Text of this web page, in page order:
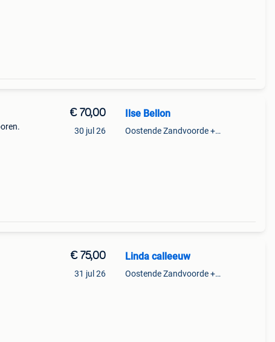
€ 70,00
30 jul 26
Ilse Bellon
Oostende Zandvoorde +Oostende
€ 75,00
31 jul 26
Linda calleeuw
Oostende Zandvoorde +Oostende